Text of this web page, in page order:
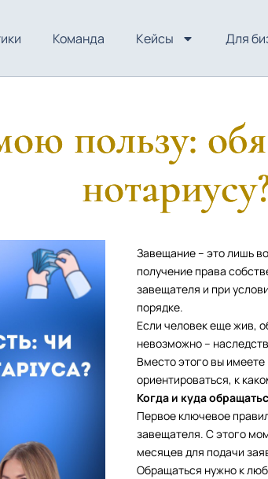
Команда Кейсы Для
пользу:
Завещание – это лишь
получение права
завещателя и при
порядке.
Если человек еще жив,
невозможно –
Вместо этого вы
ориентироваться, к
Когда и куда
Первое ключевое
завещателя. С этого
месяцев для подачи
Обращаться нужно к